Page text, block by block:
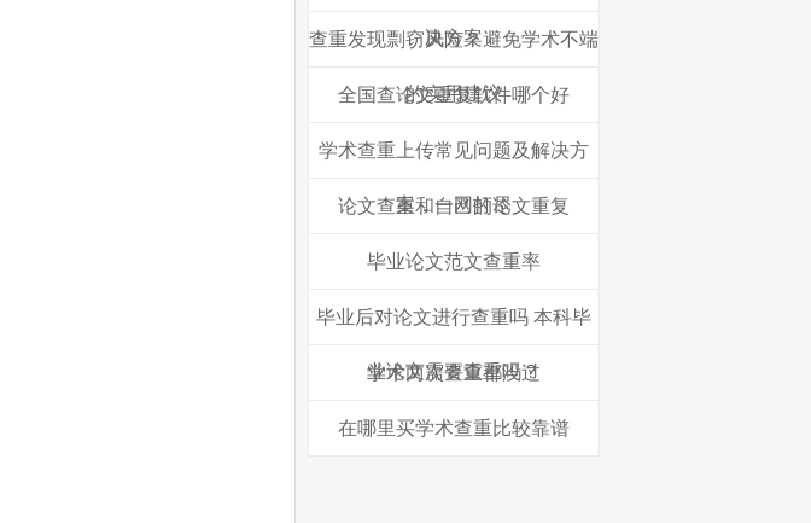
决方案
查重发现剽窃风险？避免学术不端
的实用建议
全国查论文重复软件哪个好
学术查重上传常见问题及解决方
案，一网打尽
论文查重和自己的论文重复
毕业论文范文查重率
毕业后对论文进行查重吗 本科毕
业论文需要查重吗？
学术两次查重都没过
在哪里买学术查重比较靠谱